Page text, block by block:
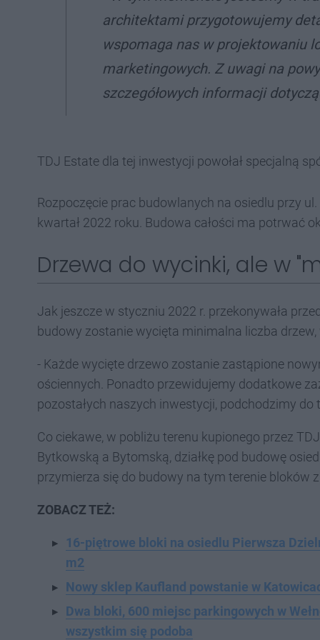
architektami przygotowujemy
wspomaga nas w projektowaniu
marketingowych. Z uwagi na
szczegółowych informacji
TDJ Estate dla tej inwestycji powołał specjalną
Rozpoczęcie prac budowlanych na osiedlu przy
kwartał 2022 roku. Budowa całości ma potrwać
Drzewa do wycinki, ale w
Jak jeszcze w styczniu 2022 r. przekonywała
budowy zostanie wycięta minimalna liczba
- Każde wycięte drzewo zostanie zastąpione
ościennych. Ponadto przewidujemy dodatkowe
pozostałych naszych inwestycji, podchodzimy do
Co ciekawe, w pobliżu terenu kupionego przez
Bytkowską a Bytomską, działkę pod budowę
przymierza się do budowy na tym terenie bloków
ZOBACZ TEŻ:
16-piętrowe bloki na osiedlu Pierwsza
m2
Nowy sklep Kaufland powstanie w
Dwa bloki, 600 miejsc parkingowych w
wszystkim się podoba